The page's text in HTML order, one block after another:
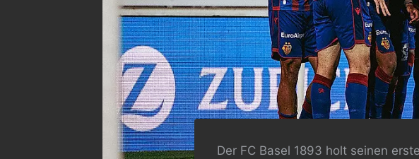
Der FC Basel 1893 holt seinen